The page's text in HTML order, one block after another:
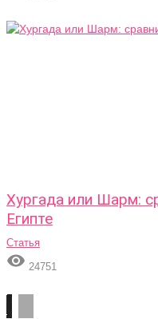
Хургада или Шарм:
Египте
Статья
 24751